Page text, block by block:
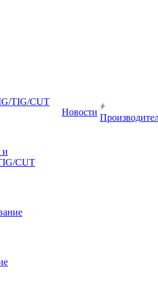
TIG/CUT
и
CUT
Новости